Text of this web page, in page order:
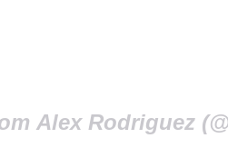
Alex Rodriguez